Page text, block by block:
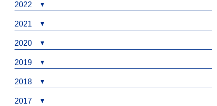
2022
2021
2020
2019
2018
2017